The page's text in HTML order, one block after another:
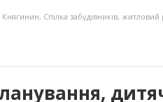
Княгинин, Спілка забудівників, житловий